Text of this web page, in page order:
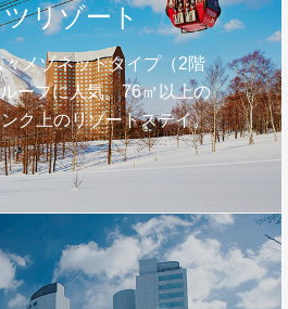
リゾート
メゾネットタイプ（2階
ープに人気。76㎡以上の
ク上のリゾートステイ。